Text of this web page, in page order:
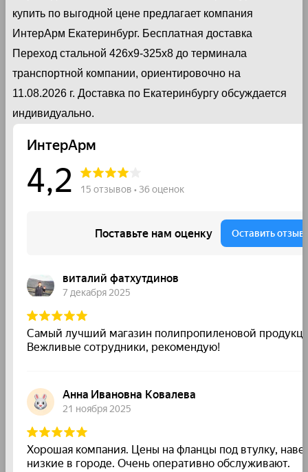
купить по выгодной цене предлагает компания
ИнтерАрм Екатеринбург. Бесплатная доставка
Переход стальной 426х9-325х8 до терминала
транспортной компании, ориентировочно на
11.08.2026 г. Доставка по Екатеринбургу обсуждается
индивидуально.